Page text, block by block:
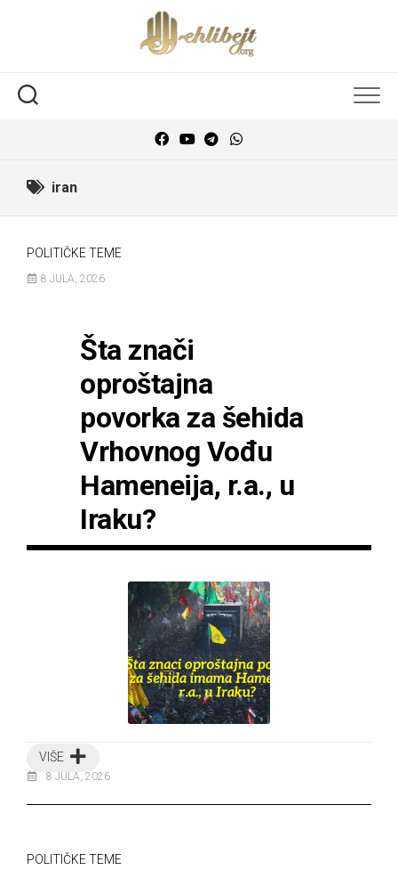
iran
POLITIČKE TEME
8 JULA, 2026
Šta znači
oproštajna
povorka za šehida
Vrhovnog Vođu
Hameneija, r.a., u
Iraku?
VIŠE
8 JULA, 2026
POLITIČKE TEME